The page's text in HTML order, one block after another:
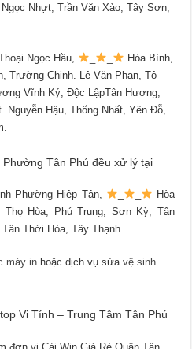
Nhựt, Trần Văn Xảo, Tây Sơn,
Ngọc Hầu,
Hòa Bình,
Trường Chinh. Lê Văn Phan, Tô
Vĩnh Ký, Độc LậpTân Hương,
Nguyễn Hậu, Thống Nhất, Yên Đỗ,
Tân Phú đều xử lý tại
Phường Hiệp Tân,
Hòa
Thọ Hòa, Phú Trung, Sơn Kỳ, Tân
Thới Hòa, Tây Thạnh.
máy in hoặc dịch vụ sửavệ sinh
Vi Tính – Trung Tâm Tân Phú